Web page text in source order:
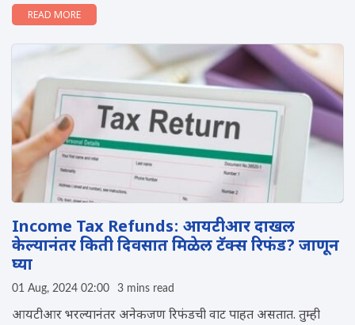
READ MORE
Income Tax Refunds: आयटीआर दाखल
केल्यानंतर किती दिवसात मिळेल टॅक्स रिफंड? जाणून
घ्या
01 Aug, 2024 02:00 3 mins read
आयटीआर भरल्यानंतर अनेकजण रिफंडची वाट पाहत असतात. तुम्ही